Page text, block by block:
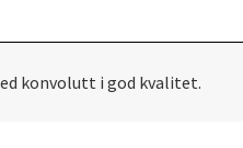
konvolutt i god kvalitet.